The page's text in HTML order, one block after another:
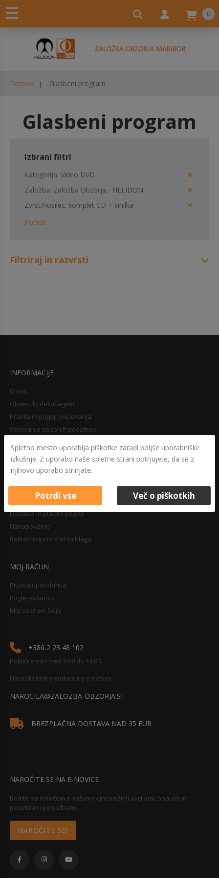
0
Domov Glasbeni program
Glasbeni program
Izbrani filtri
Kategorija Video DVD
Založba Založba Obzorja - HELIDON
Zvrst/nosilec komplet CD + vinilka
Počisti
Filtriraj in razvrsti
INFORMACIJE
O nas
Obvestilo delničarjem
Pravila in pogoji poslovanja
Varovanje osebnih podatkov
Pravilnik o zasebnosti
Pravno obvestilo
NAKUPOVANJE
Dostava in plačilni pogoji
Nakupovanje
Reklamacija in vračila blaga
MOJ RAČUN
Prijava uporabnika
Poglej košarico
Moj seznam želja
+386 2 23 48 102
Pokličite nas med 8:00 do 14:00.
Naročilo lahko oddate na e-naslov:
NAROCILA@ZALOZBA-OBZORJA.SI
BREZPLAČNA DOSTAVA NAD 35 EUR
NAROČITE SE NA E-NOVICE
Bodite na tekočem z našimi najnovejšimi akcijami, popusti in
posebnimi ponudbami.
NAROČITE SE!
Spletno mesto uporablja piškotke zaradi boljše uporabniške
izkušnje. Z uporabo naše spletne strani potrjujete, da se z
njihovo uporabo strinjate.
Potrdi vse Več o piškotkih